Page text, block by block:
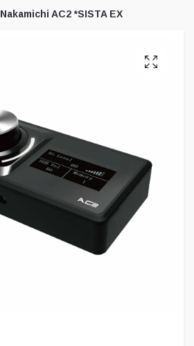
Nakamichi AC2 *SISTA EX